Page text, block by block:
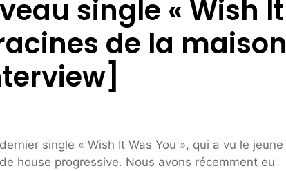
single « Wish It
de la maison
single « Wish It Was You », qui a vu le jeune
house progressive. Nous avons récemment eu